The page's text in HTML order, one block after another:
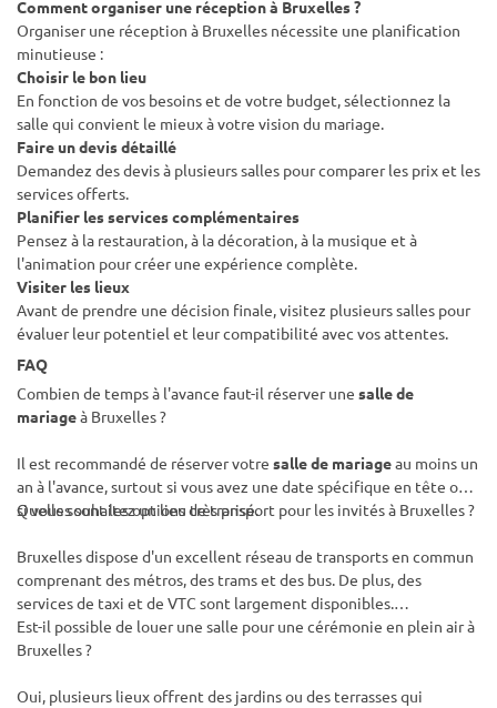
Comment organiser une réception à Bruxelles ?
Organiser une réception à Bruxelles nécessite une planification
minutieuse :
Choisir le bon lieu
En fonction de vos besoins et de votre budget, sélectionnez la
salle qui convient le mieux à votre vision du mariage.
Faire un devis détaillé
Demandez des devis à plusieurs salles pour comparer les prix et les
services offerts.
Planifier les services complémentaires
Pensez à la restauration, à la décoration, à la musique et à
l'animation pour créer une expérience complète.
Visiter les lieux
Avant de prendre une décision finale, visitez plusieurs salles pour
évaluer leur potentiel et leur compatibilité avec vos attentes.
FAQ
Combien de temps à l'avance faut-il réserver une salle de
mariageà Bruxelles ?
Il est recommandé de réserver votre salle de mariageau moins un
an à l'avance, surtout si vous avez une date spécifique en tête ou
si vous souhaitez un lieu très prisé.
Quelles sont les options de transport pour les invités à Bruxelles ?
Bruxelles dispose d'un excellent réseau de transports en commun
comprenant des métros, des trams et des bus. De plus, des
services de taxi et de VTC sont largement disponibles.
Est-il possible de louer une salle pour une cérémonie en plein air à
Bruxelles ?
Oui, plusieurs lieux offrent des jardins ou des terrasses qui